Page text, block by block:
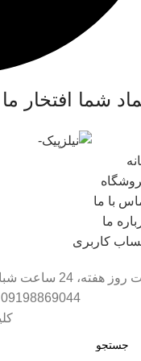
شما افتخار ما
با ما
ما
کاربری
هفت روز
09198869044 آدرس ایمیل:info@nilzpic.ir